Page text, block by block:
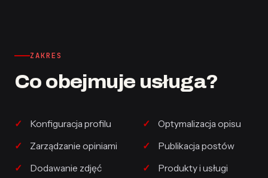
ZAKRES
Co obejmuje usługa?
Konfiguracja profilu
Optymalizacja opisu
Zarządzanie opiniami
Publikacja postów
Dodawanie zdjęć
Produkty i usługi